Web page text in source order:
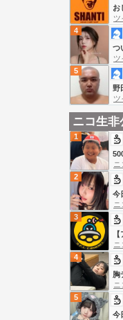
お
て
ツ
4
つ
ツ
5
野
記
ツ
ニコ生非
1
る
ニ
2
今
あ
ニ
3
ニ
4
胸
ニ
5
今